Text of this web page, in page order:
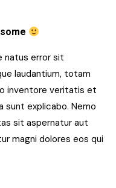
natus error sit
laudantium, totam
inventore veritatis et
explicabo. Nemo
sit aspernatur aut
magni dolores eos qui